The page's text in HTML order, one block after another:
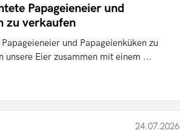
Papageieneier und
zu verkaufen
und Papageienküken zu
unsere Eier zusammen mit einem ...
24.07.2026